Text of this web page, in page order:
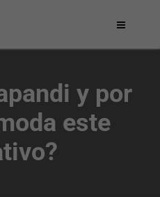
y por
este